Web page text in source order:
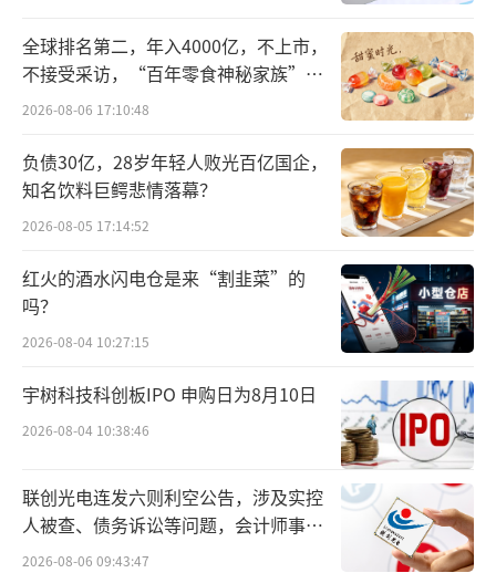
一点。刘诚在董事长位置上也只短暂停留了半
年就离任，田丰正式出任药明巨诺的董事长兼C
EO。
药明巨诺聚焦于细胞免疫治疗，目前上市
产品仅有一款CAR-T产品瑞基奥仑赛注射液，在
域。2025年，药明巨诺营收2.84亿元，仍处于
亏损状态。近两年新获批CAR-T很多，截至202
6年7月初中国市场上已有9款CAR-T。
由于成本原因，各家CAR-T定价都在100万
元左右，多年来在国内的销售都不理想，药明
巨诺的表现也不突出。瑞基奥仑赛注射液获批
至今累计约600名患者使用，销售合计超6亿
元，金额并不算低，无奈公司每年研发投入过
全球排名第二，年入4000亿，不上市，
不接受采访，“百年零食神秘家族”浮
出水面？
2026-08-06 17:10:48
负债30亿，28岁年轻人败光百亿国企，
知名饮料巨鳄悲情落幕？
2026-08-05 17:14:52
红火的酒水闪电仓是来“割韭菜”的
吗？
2026-08-04 10:27:15
宇树科技科创板IPO 申购日为8月10日
2026-08-04 10:38:46
联创光电连发六则利空公告，涉及实控
人被查、债务诉讼等问题，会计师事务
所曾出具“保留意见”
2026-08-06 09:43:47